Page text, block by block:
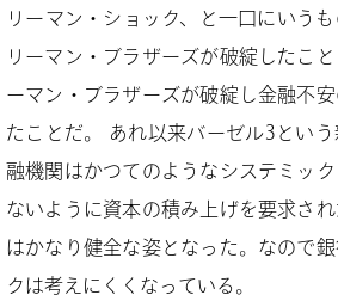
リーマン・ショック、と一口にいう
リーマン・ブラザーズが破綻したこ
ーマン・ブラザーズが破綻し金融不
たことだ。あれ以来バーゼル3とい
融機関はかつてのようなシステミッ
ないように資本の積み上げを要求さ
はかなり健全な姿となった。なので
クは考えにくくなっている。